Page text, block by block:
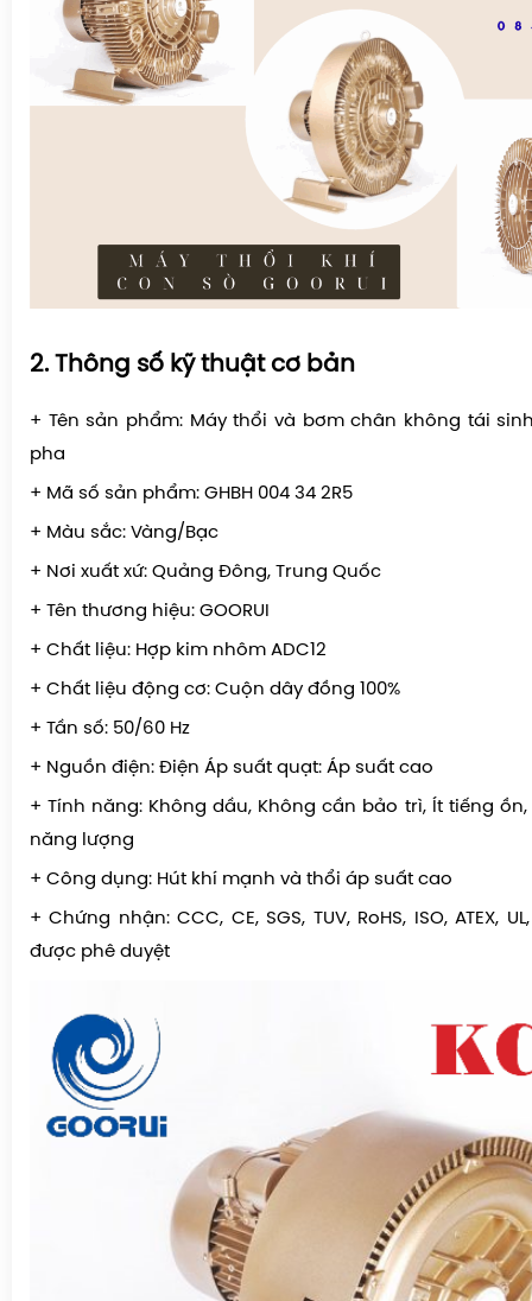
2. Thông số kỹ thuật cơ bản
+ Tên sản phẩm: Máy thổi và bơm chân không tái
pha
+ Mã số sản phẩm: GHBH 004 34 2R5
+ Màu sắc: Vàng/Bạc
+ Nơi xuất xứ: Quảng Đông, Trung Quốc
+ Tên thương hiệu: GOORUI
+ Chất liệu: Hợp kim nhôm ADC12
+ Chất liệu động cơ: Cuộn dây đồng 100%
+ Tần số: 50/60 Hz
+ Nguồn điện: Điện Áp suất quạt: Áp suất cao
+Tính năng: Không dầu, Không cần bảo trì, Ít tiếng ồn,
năng lượng
+ Công dụng: Hút khí mạnh và thổi áp suất cao
+ Chứng nhận: CCC, CE, SGS, TUV, RoHS, ISO, ATEX,
được phê duyệt